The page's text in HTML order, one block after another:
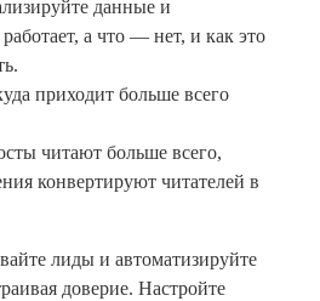
данные и
а что — нет, и как это
приходит больше всего
читают больше всего,
конвертируют читателей в
лиды и автоматизируйте
доверие. Настройте